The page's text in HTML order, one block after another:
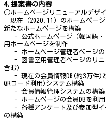
4.提案書の内容
○ホームページリニューアルデザ
現在（2020.11）のホームページ
新たなホームページを構築
- 公式ホームページ（韓国語・
用ホームページを制作
- ホームページ管理者ページの
- 図書室用管理者ページのリニ
含む)
- 現在の会員情報DB(約3万件)
QRコード利用)システム構築
- 会員情報管理システムの構築
- ホームページの会員DBを利用
- 各種アンケート及び参加型イ
の構築